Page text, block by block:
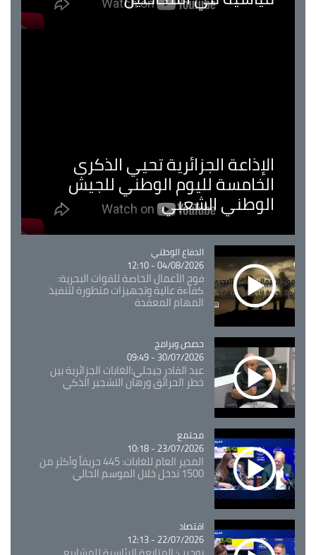
الإذاعة الجزائرية تحيي الذكرى
الخامسة لليوم الوطني للجيش
الوطني الشعبي
Catégorie
الدفاع الوطني
04/08/2026 - 12:10
فوج الأعمال الخاصة للقوات البحرية:
كفاءة عالية وتجهيزات متطورة لتنفيذ
المهام المعقدة
Catégorie
حصص وبرامج
30/07/2026 - 09:49
عبد القادر جيجلي:الغابات الجزائرية بين
خطر الحرائق ورهان التشجير الذكي
Catégorie
مجتمع
23/07/2026 - 10:18
المدير العام للغابات: 445 حريقاً وأكثر من
1500 تدخل خلال الموسم الحالي
Catégorie
اقتصاد
22/07/2026 - 12:13